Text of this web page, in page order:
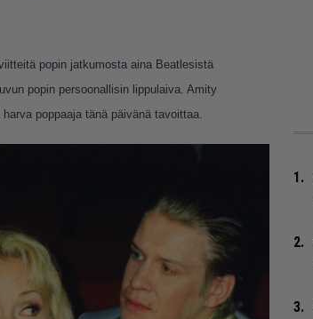
popin jatkumosta aina Beatlesistä
popin persoonallisin lippulaiva. Amity
poppaaja tänä päivänä tavoittaa.